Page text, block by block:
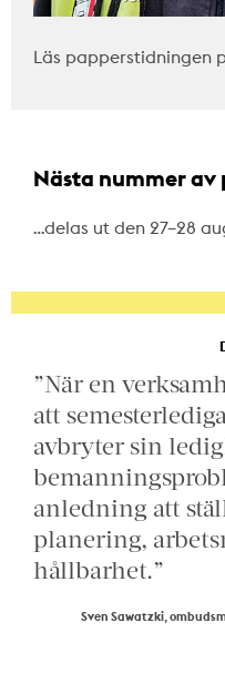
Läs papperstidningen
Nästa nummer
…delas ut den 27–28
”När en
att
avbryter sin
anledning att
planering,
hållbarhet.”
Sven Sawatzki,